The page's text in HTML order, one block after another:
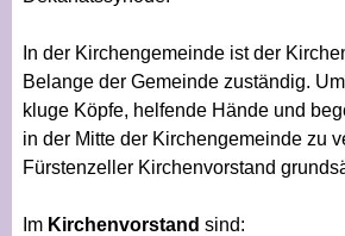
In der Kirchengemeinde ist der
Belange der Gemeinde zuständig.
kluge Köpfe, helfende Hände und
in der Mitte der Kirchengemeinde zu
Fürstenzeller Kirchenvorstand
Im Kirchenvorstand sind: